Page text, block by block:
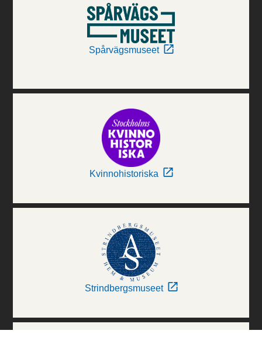
Spårvägsmuseet
Kvinnohistoriska
Strindbergsmuseet